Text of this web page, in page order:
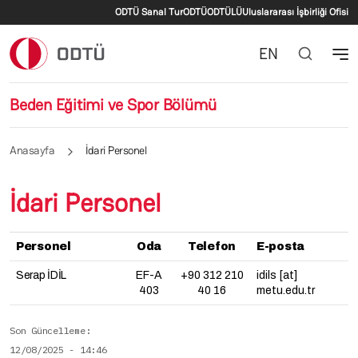
İkincil menü
ODTÜ Sanal TurODTÜODTÜLÜUluslararası İşbirliği Ofisi
Beden Eğitimi ve Spor Bölümü
EN
Anasayfa İdari Personel
İdari Personel
Personel Oda Telefon E-posta
Serap İDİL
EF-A
403
+90 312 210
40 16
idils [at]
metu.edu.tr
Son Güncelleme
12/08/2025 - 14:46